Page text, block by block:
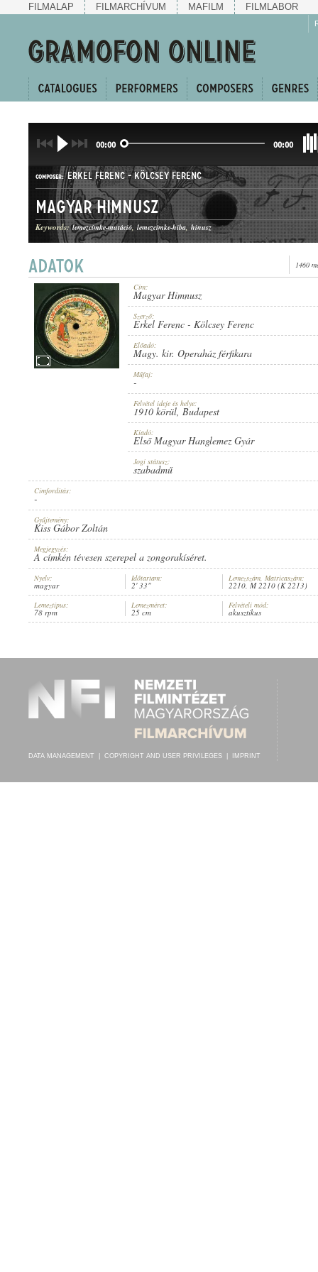
FILMALAP FILMARCHÍVUM MAFILM FILMLABOR
00:00 00:00
ARTIST: MAGY. KIR. OPERAHÁZ FÉRFIKARA
COMPOSER: ERKEL FERENC-KÖLCSEY FERENC
GENRE:
PUBLISHER: ELSŐ MAGYAR HANGLEMEZ GYÁR
RECORD NUMBER:
Magyar Himnusz
Keywords: lemezcímke-mutáció lemezcímke-hiba hinusz
1460
Cím:
Magyar Himnusz
Szerző:
Erkel Ferenc - Kölcsey Ferenc
Előadó:
Magy. kir. Operaház férfikara
Műfaj:
-
Felvétel ideje és helye:
1910 körül, Budapest
Kiadó:
Első Magyar Hanglemez Gyár
Jogi státusz:
szabadmű
Címfordítás:
-
Gyűjtemény:
Kiss Gábor Zoltán
Megjegyzés:
A címkén tévesen szerepel a zongorakíséret.
Nyelv:
magyar
Időtartam:
2' 33"
Lemezszám, Matricaszám:
2210, M 2210 (K 2213)
Lemeztípus:
78 rpm
Lemezméret:
25 cm
Felvételi mód:
akusztikus
DATA MANAGEMENT COPYRIGHT AND USER PRIVILEGES IMPRINT